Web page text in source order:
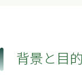
背景と目的